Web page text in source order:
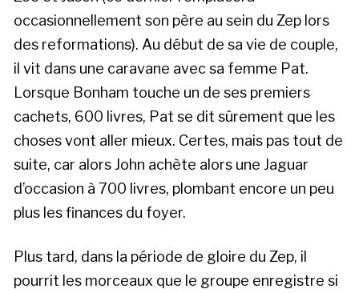
occasionnellement son père au sein du Zep lors
des reformations). Au début de sa vie de couple,
il vit dans une caravane avec sa femme Pat.
Lorsque Bonham touche un de ses premiers
cachets, 600 livres, Pat se dit sûrement que les
choses vont aller mieux. Certes, mais pas tout de
suite, car alors John achète alors une Jaguar
d’occasion à 700 livres, plombant encore un peu
plus les finances du foyer.
Plus tard, dans la période de gloire du Zep, il
pourrit les morceaux que le groupe enregistre si